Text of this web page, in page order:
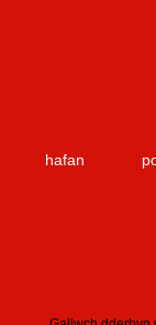
hafan